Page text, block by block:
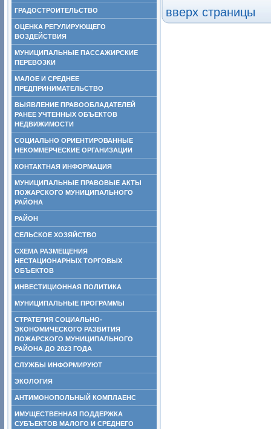
ГРАДОСТРОИТЕЛЬСТВО
ОЦЕНКА РЕГУЛИРУЮЩЕГО
ВОЗДЕЙСТВИЯ
МУНИЦИПАЛЬНЫЕ ПАССАЖИРСКИЕ
ПЕРЕВОЗКИ
МАЛОЕ И СРЕДНЕЕ
ПРЕДПРИНИМАТЕЛЬСТВО
ВЫЯВЛЕНИЕ ПРАВООБЛАДАТЕЛЕЙ
РАНЕЕ УЧТЕННЫХ ОБЪЕКТОВ
НЕДВИЖИМОСТИ
СОЦИАЛЬНО ОРИЕНТИРОВАННЫЕ
НЕКОММЕРЧЕСКИЕ ОРГАНИЗАЦИИ
КОНТАКТНАЯ ИНФОРМАЦИЯ
МУНИЦИПАЛЬНЫЕ ПРАВОВЫЕ АКТЫ
ПОЖАРСКОГО МУНИЦИПАЛЬНОГО
РАЙОНА
РАЙОН
СЕЛЬСКОЕ ХОЗЯЙСТВО
СХЕМА РАЗМЕЩЕНИЯ
НЕСТАЦИОНАРНЫХ ТОРГОВЫХ
ОБЪЕКТОВ
ИНВЕСТИЦИОННАЯ ПОЛИТИКА
МУНИЦИПАЛЬНЫЕ ПРОГРАММЫ
СТРАТЕГИЯ СОЦИАЛЬНО-
ЭКОНОМИЧЕСКОГО РАЗВИТИЯ
ПОЖАРСКОГО МУНИЦИПАЛЬНОГО
РАЙОНА ДО 2023 ГОДА
СЛУЖБЫ ИНФОРМИРУЮТ
ЭКОЛОГИЯ
АНТИМОНОПОЛЬНЫЙ КОМПЛАЕНС
ИМУЩЕСТВЕННАЯ ПОДДЕРЖКА
СУБЪЕКТОВ МАЛОГО И СРЕДНЕГО
вверх страницы